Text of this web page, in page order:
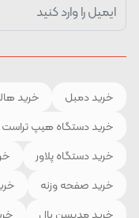
خرید دمبل خرید
خرید دستگاه هیپ تراست
خرید دستگاه پلاور
خرید صفحه وزنه
خرید مدیسن بال